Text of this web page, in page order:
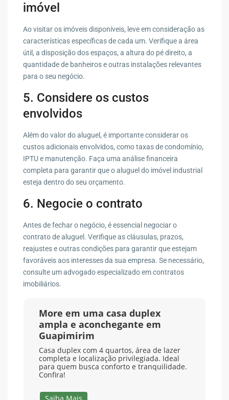
imóvel
Ao visitar os imóveis disponíveis, leve em consideração as
características específicas de cada um. Verifique a área
útil, a disposição dos espaços, a altura do pé direito, a
quantidade de banheiros e outras instalações relevantes
para o seu negócio.
5. Considere os custos
envolvidos
Além do valor do aluguel, é importante considerar os
custos adicionais envolvidos, como taxas de condomínio,
IPTU e manutenção. Faça uma análise financeira
completa para garantir que o aluguel do imóvel industrial
esteja dentro do seu orçamento.
6. Negocie o contrato
Antes de fechar o negócio, é essencial negociar o
contrato de aluguel. Verifique as cláusulas, prazos,
reajustes e outras condições para garantir que estejam
favoráveis aos interesses da sua empresa. Se necessário,
consulte um advogado especializado em contratos
imobiliários.
More em uma casa duplex
ampla e aconchegante em
Guapimirim
Casa duplex com 4 quartos, área de lazer
completa e localização privilegiada. Ideal
para quem busca conforto e tranquilidade.
Confira!